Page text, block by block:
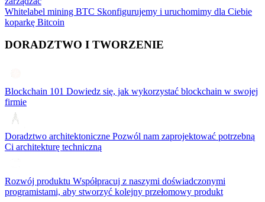
Whitelabel mining BTC Skonfigurujemy i uruchomimy dla Ciebie
koparkę Bitcoin
DORADZTWO I TWORZENIE
Blockchain 101 Dowiedz się, jak wykorzystać blockchain w swojej
firmie
Doradztwo architektoniczne Pozwól nam zaprojektować potrzebną
Ci architekturę techniczną
Rozwój produktu Współpracuj z naszymi doświadczonymi
programistami, aby stworzyć kolejny przełomowy produkt